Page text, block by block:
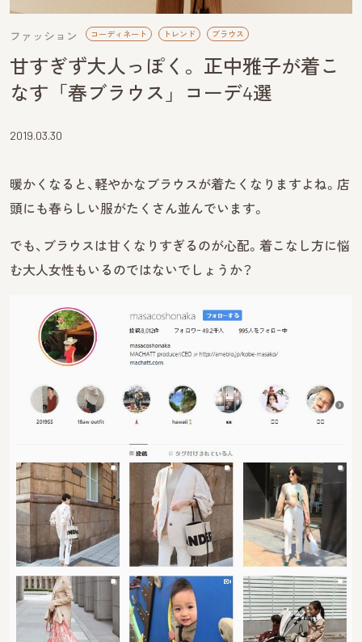
ファッション コーディネート トレンド ブラウス
甘すぎず大人っぽく。正中雅子が着こ
なす「春ブラウス」コーデ4選
2019.03.30
暖かくなると、軽やかなブラウスが着たくなりますよね。店
頭にも春らしい服がたくさん並んでいます。
でも、ブラウスは甘くなりすぎるのが心配。着こなし方に悩
む大人女性もいるのではないでしょうか？